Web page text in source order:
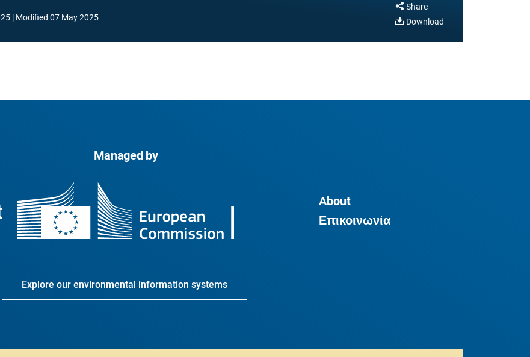
Modified 07 May 2025
Share
Download
Managed by
About
Επικοινωνία
Explore our environmental information systems